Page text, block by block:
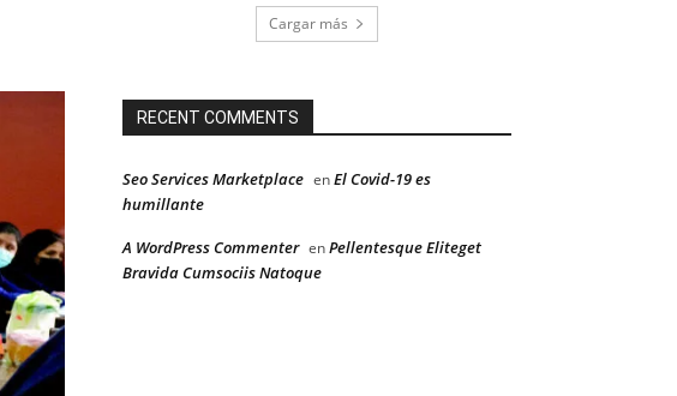
Cargar más
RECENT COMMENTS
Seo Services Marketplace enEl Covid-19 es
humillante
A WordPress Commenter enPellentesque Eliteget
Bravida Cumsociis Natoque